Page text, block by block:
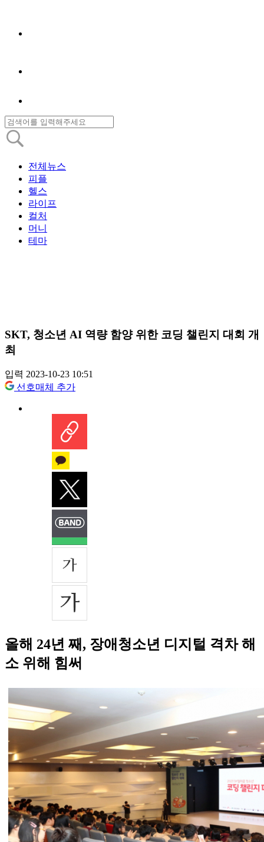
전체뉴스
피플
헬스
라이프
컬처
머니
테마
SKT, 청소년 AI 역량 함양 위한 코딩 챌린지 대회 개
최
입력 2023-10-23 10:51
선호매체 추가
올해 24년 째, 장애청소년 디지털 격차 해
소 위해 힘써